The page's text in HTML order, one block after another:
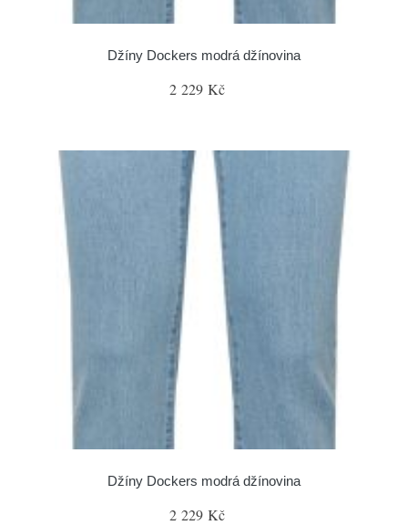
Džíny Dockers modrá džínovina
2 229 Kč
Džíny Dockers modrá džínovina
2 229 Kč